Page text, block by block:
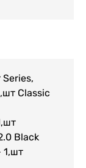
Series,
Classic
Black
1,шт